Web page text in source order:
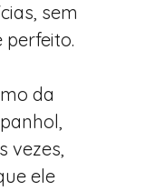
sem
perfeito.
da
vezes,
ele